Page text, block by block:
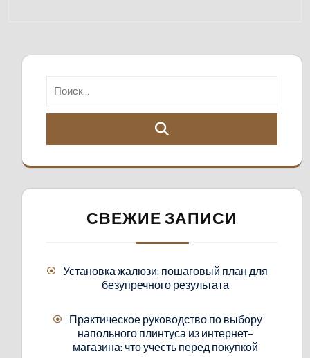
СВЕЖИЕ ЗАПИСИ
Установка жалюзи: пошаговый план для
безупречного результата
Практическое руководство по выбору
напольного плинтуса из интернет-
магазина: что учесть перед покупкой